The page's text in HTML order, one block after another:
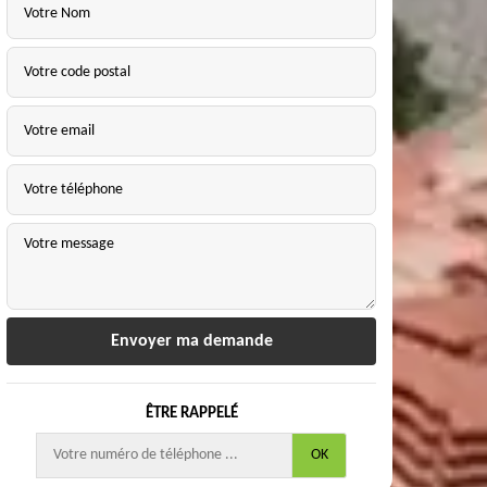
ÊTRE RAPPELÉ